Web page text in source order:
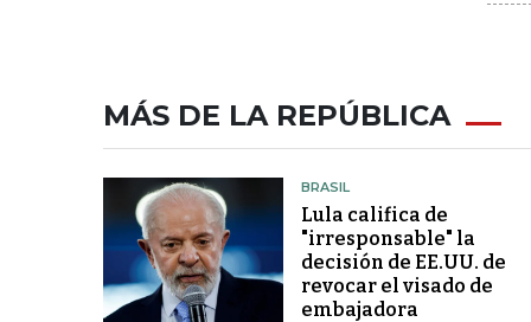
MÁS DE LA REPÚBLICA
BRASIL
Lula califica de
"irresponsable" la
decisión de EE.UU. de
revocar el visado de
embajadora